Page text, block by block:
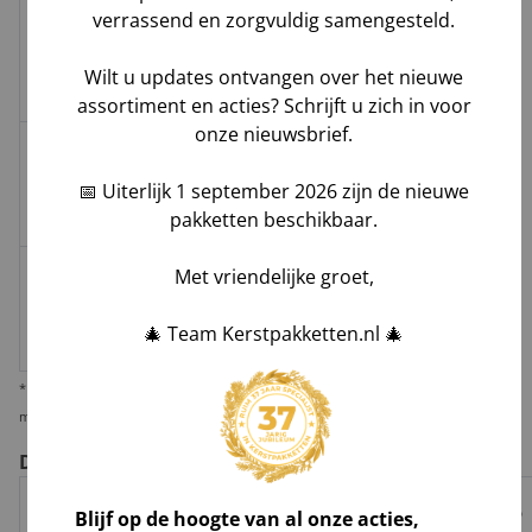
Melis Logistics /
dienstverlener
≥ 5 Pallet
Logistiek
dienstverlener
€60,-
doos
* Wij verzenden 1 kerstpakket standaard per pakketdienst, maar bieden u de
mogelijkheid deze per pallet te laten leveren i.v.m. veiligheid en zekerheid.
De voor- en nadelen per verzendoptie
Track
Garantie
Risico op
verrassend en zorgvuldig samengesteld.
Wilt u updates ontvangen over het nieuwe
assortiment en acties? Schrijft u zich in voor
onze nieuwsbrief.
📅 Uiterlijk 1 september 2026 zijn de nieuwe
pakketten beschikbaar.
Met vriendelijke groet,
🎄 Team Kerstpakketten.nl 🎄
Blijf op de hoogte van al onze acties,